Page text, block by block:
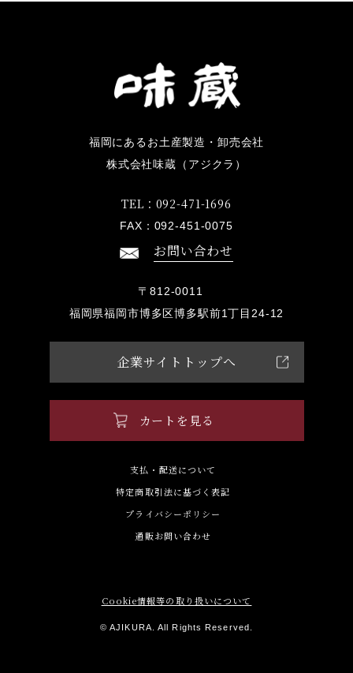
福岡にあるお土産製造・卸売会社
株式会社味蔵（アジクラ）
TEL： 092-471-1696
FAX： 092-451-0075
お問い合わせ
〒812-0011
福岡県福岡市博多区博多駅前1丁目24-12
企業サイトトップへ
カートを見る
支払・配送について
特定商取引法に基づく表記
プライバシーポリシー
通販お問い合わせ
Cookie情報等の取り扱いについて
© AJIKURA. All Rights Reserved.